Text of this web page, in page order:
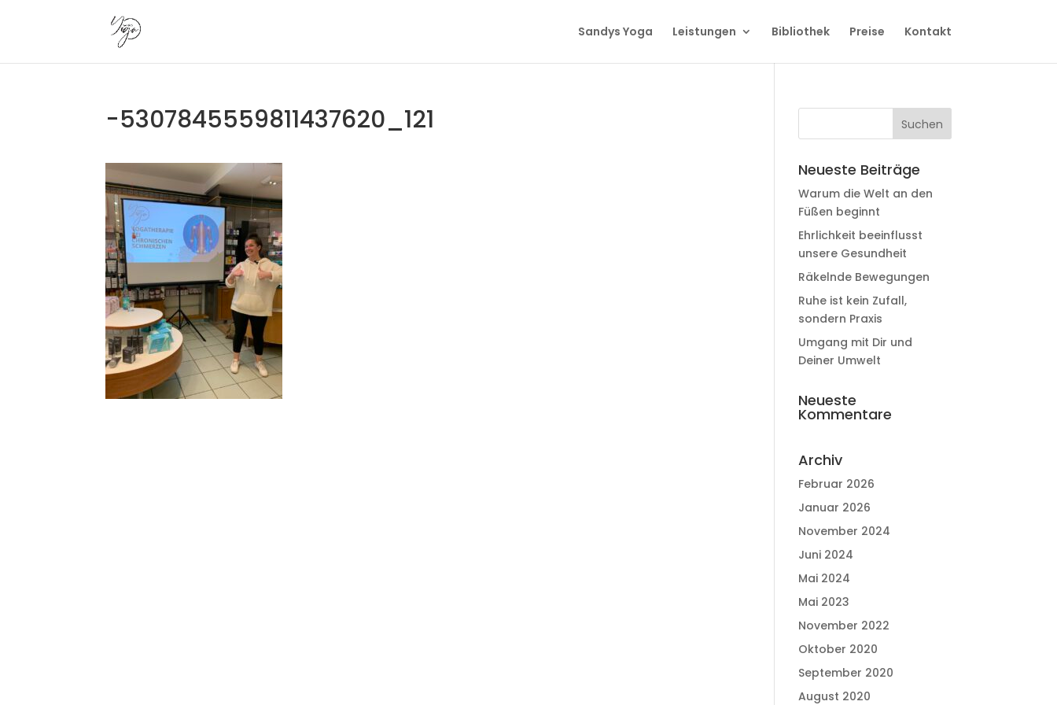
Sandys Yoga Leistungen Bibliothek Preise Kontakt
-5307845559811437620_121
Neueste Beiträge
Warum die Welt an den
Füßen beginnt
Ehrlichkeit beeinflusst
unsere Gesundheit
Räkelnde Bewegungen
Ruhe ist kein Zufall,
sondern Praxis
Umgang mit Dir und
Deiner Umwelt
Neueste
Kommentare
Archiv
Februar 2026
Januar 2026
November 2024
Juni 2024
Mai 2024
Mai 2023
November 2022
Oktober 2020
September 2020
August 2020